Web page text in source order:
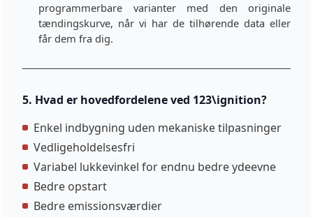
programmerbare varianter med den originale
tændingskurve, når vi har de tilhørende data eller
får dem fra dig.
5. Hvad er hovedfordelene ved 123\ignition?
Enkel indbygning uden mekaniske tilpasninger
Vedligeholdelsesfri
Variabel lukkevinkel for endnu bedre ydeevne
Bedre opstart
Bedre emissionsværdier